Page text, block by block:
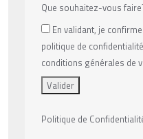
Que souhaitez-vous
En validant, je
politique de
conditions générales de
Politique de